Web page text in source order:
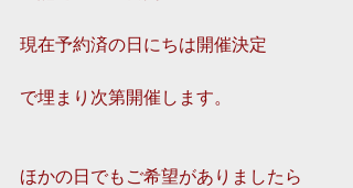
現在予約済の日にちは開催決定
で埋まり次第開催します。
ほかの日でもご希望がありましたら